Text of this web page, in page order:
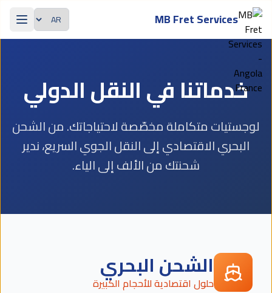
Passer au contenu principal
MB Fret Services اللغة
خدماتنا في النقل الدولي
لوجستيات متكاملة مخصّصة لاحتياجاتك. من الشحن
البحري الاقتصادي إلى النقل الجوي السريع، ندير
شحنتك من الألف إلى الياء.
الشحن البحري
حلول اقتصادية للأحجام الكبيرة